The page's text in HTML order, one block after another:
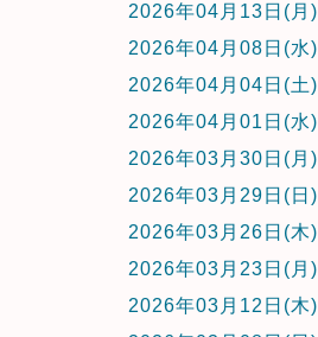
2026年04月13日(月)
2026年04月08日(水)
2026年04月04日(土)
2026年04月01日(水)
2026年03月30日(月)
2026年03月29日(日)
2026年03月26日(木)
2026年03月23日(月)
2026年03月12日(木)